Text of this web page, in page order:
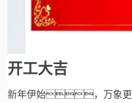
开工大吉
新年伊始，万象更